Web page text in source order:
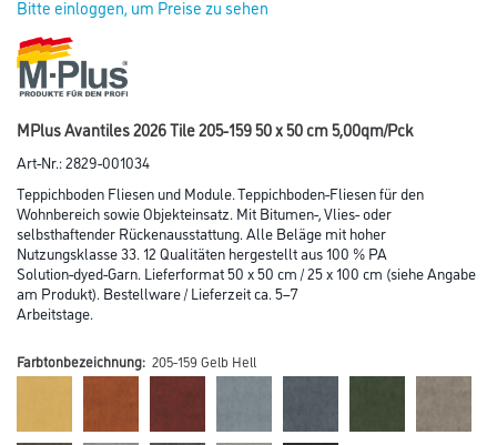
Bitte einloggen, um Preise zu sehen
MPlus Avantiles 2026 Tile 205-159 50 x 50 cm 5,00qm/Pck
Art-Nr.:2829-001034
Teppichboden Fliesen und Module. Teppichboden-Fliesen für den
Wohnbereich sowie Objekteinsatz. Mit Bitumen-, Vlies- oder
selbsthaftender Rückenausstattung. Alle Beläge mit hoher
Nutzungsklasse 33. 12 Qualitäten hergestellt aus 100 % PA
Solution-dyed-Garn. Lieferformat 50 x 50 cm / 25 x 100 cm (siehe Angabe
am Produkt). Bestellware / Lieferzeit ca. 5–7
Arbeitstage.
Farbtonbezeichnung: 205-159 Gelb Hell